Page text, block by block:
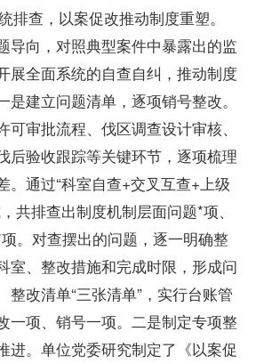
排查，以案促改推动制度重塑。
导向，对照典型案件中暴露出的监
展全面系统的自查自纠，推动制度
是建立问题清单，逐项销号整改。
审批流程、伐区调查设计审核、
后验收跟踪等关键环节，逐项梳理
。通过“科室自查+交叉互查+上级
共排查出制度机制层面问题*项、
。对查摆出的问题，逐一明确整
室、整改措施和完成时限，形成问
整改清单“三张清单”，实行台账管
一项、销号一项。二是制定专项整
进。单位党委研究制定了《以案促